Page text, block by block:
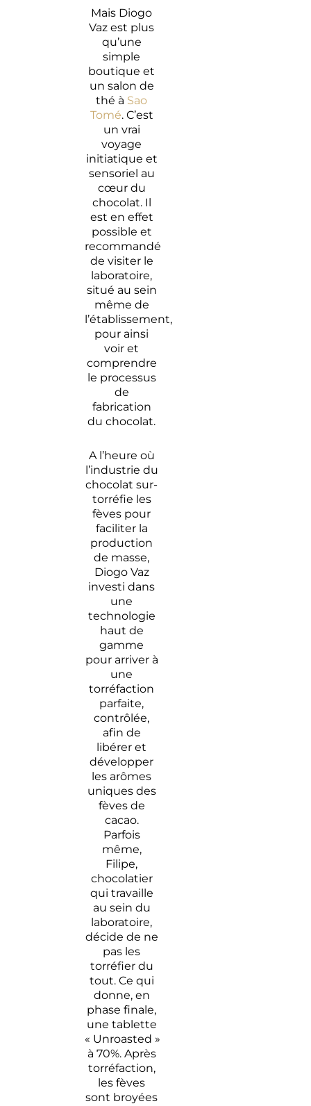
Mais Diogo
Vaz est plus
qu’une
simple
boutique et
un salon de
thé à Sao
Tomé. C’est
un vrai
voyage
initiatique et
sensoriel au
cœur du
chocolat. Il
est en effet
possible et
recommandé
de visiter le
laboratoire,
situé au sein
même de
l’établissement,
pour ainsi
voir et
comprendre
le processus
de
fabrication
du chocolat.
A l’heure où
l’industrie du
chocolat sur-
torréfie les
fèves pour
faciliter la
production
de masse,
Diogo Vaz
investi dans
une
technologie
haut de
gamme
pour arriver à
une
torréfaction
parfaite,
contrôlée,
afin de
libérer et
développer
les arômes
uniques des
fèves de
cacao.
Parfois
même,
Filipe,
chocolatier
qui travaille
au sein du
laboratoire,
décide de ne
pas les
torréfier du
tout. Ce qui
donne, en
phase finale,
une tablette
« Unroasted »
à 70%. Après
torréfaction,
les fèves
sont broyées